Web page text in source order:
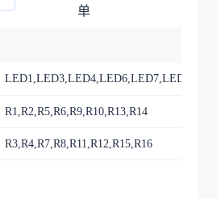
单
R1,R2,R5,R6,R9,R10,R13,R14
R3,R4,R7,R8,R11,R12,R15,R16